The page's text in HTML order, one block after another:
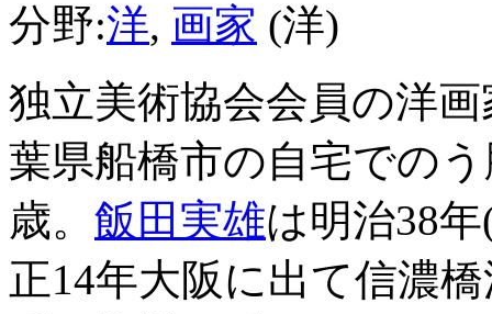
分野:洋, 画家 (洋)
独立美術協会会員の洋画
葉県船橋市の自宅での
歳。 飯田実雄は明治38
正14年大阪に出て信濃